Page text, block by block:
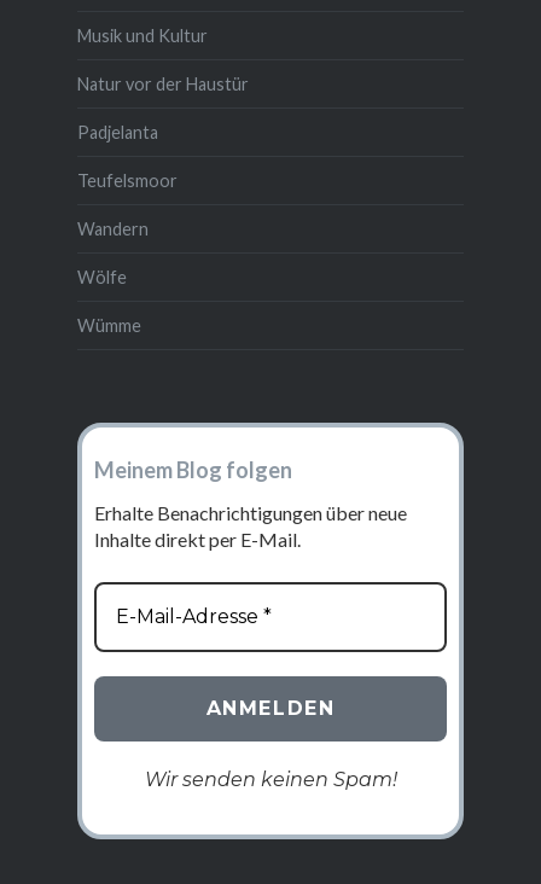
Musik und Kultur
Natur vor der Haustür
Padjelanta
Teufelsmoor
Wandern
Wölfe
Wümme
Meinem Blog folgen
Erhalte Benachrichtigungen über neue
Inhalte direkt per E-Mail.
Wir senden keinen Spam!